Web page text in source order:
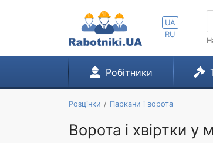
UA
RU
Робітники
Розцінки Паркани і ворота
Ворота і хвіртки у